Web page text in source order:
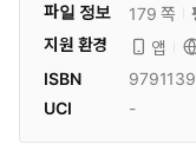
파일 정보
179 쪽
지원 환경
앱
ISBN
UCI
-